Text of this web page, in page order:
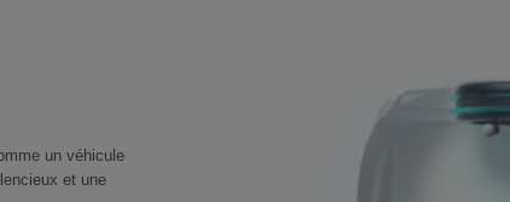
un véhicule
et une